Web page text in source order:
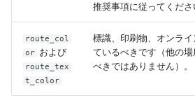
推奨事項に従ってくださ
route_col
or および
route_tex
t_color
標識、印刷物、オンラ
ているべきです（他の
べきではありません）。